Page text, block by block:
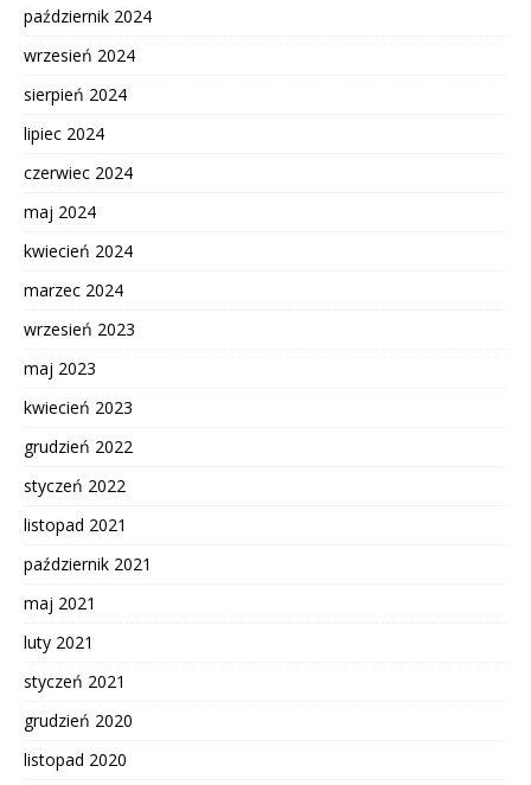
październik 2024
wrzesień 2024
sierpień 2024
lipiec 2024
czerwiec 2024
maj 2024
kwiecień 2024
marzec 2024
wrzesień 2023
maj 2023
kwiecień 2023
grudzień 2022
styczeń 2022
listopad 2021
październik 2021
maj 2021
luty 2021
styczeń 2021
grudzień 2020
listopad 2020